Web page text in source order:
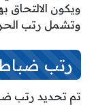
ويكون الالتحاق
وتشمل رتب
رتب ضباط
تم تحديد رتب